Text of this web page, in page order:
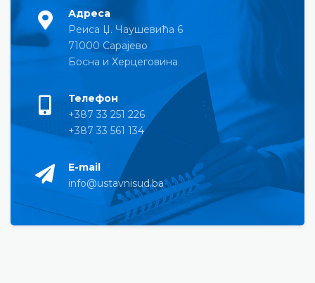
Адреса
Реиса Џ. Чаушевића 6
71000 Сарајево
Босна и Херцеговина
Телефон
+387 33 251 226
+387 33 561 134
E-mail
info@ustavnisud.ba